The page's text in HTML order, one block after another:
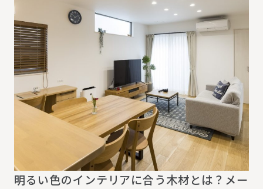
明るい色のインテリアに合う木材とは？メー